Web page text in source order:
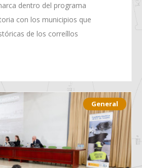
dentro del programa
con los municipios que
de los correíllos
General